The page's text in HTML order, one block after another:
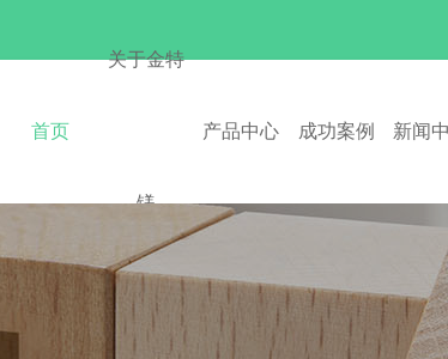
首页
关于金特
镁
产品中心 成功案例 新闻